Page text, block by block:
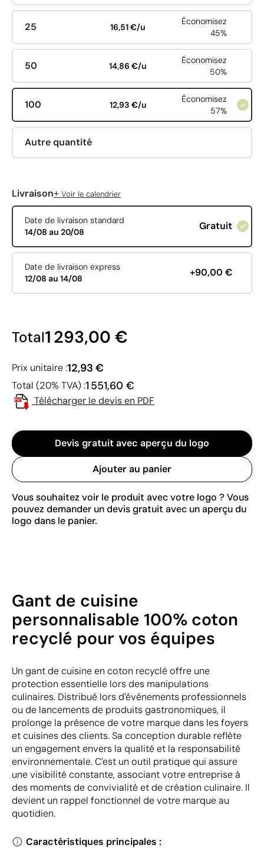
25 16,51 €/u
Économisez
45%
50 14,86 €/u
Économisez
50%
100 12,93 €/u
Économisez
57%
Autre quantité
Livraison+ Voir le calendrier
Date de livraison standard
14/08 au 20/08
Gratuit
Date de livraison express
12/08 au 14/08
+90,00 €
Total1 293,00 €
Prix unitaire :12,93 €
Total (20% TVA) :1 551,60 €
Télécharger le devis en PDF
Devis gratuit avec aperçu du logo
Ajouter au panier
Vous souhaitez voir le produit avec votre logo ? Vous
pouvez demander un devis gratuit avec un aperçu du
logo dans le panier.
Gant de cuisine
personnalisable 100% coton
recyclé pour vos équipes
Un gant de cuisine en coton recyclé offre une
protection essentielle lors des manipulations
culinaires. Distribué lors d'événements professionnels
ou de lancements de produits gastronomiques, il
prolonge la présence de votre marque dans les foyers
et cuisines des clients. Sa conception durable reflète
un engagement envers la qualité et la responsabilité
environnementale. C'est un outil pratique qui assure
une visibilité constante, associant votre entreprise à
des moments de convivialité et de création culinaire. Il
devient un rappel fonctionnel de votre marque au
quotidien.
Caractéristiques principales :